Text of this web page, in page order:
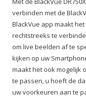
verbinden met de
BlackVue app maakt
rechtstreeks te
om live beelden af te
kijken op uw
maakt het ook mogelijk
te passen, u hoeft de
uw voorkeuren aan te